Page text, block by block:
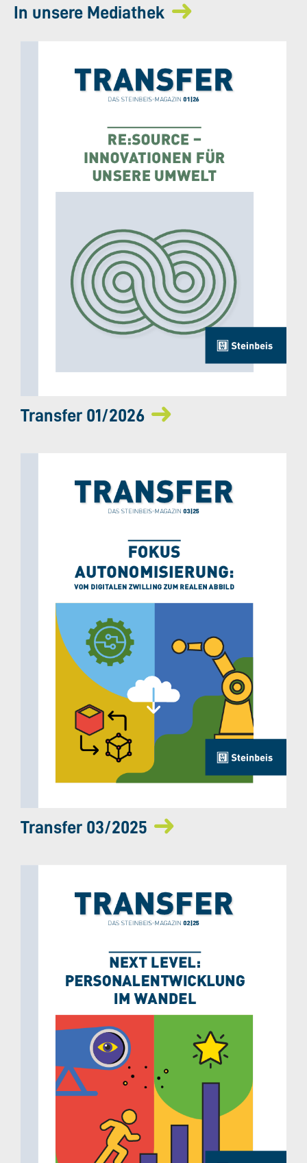
In unsere Mediathek
Transfer 01/2026
Transfer 03/2025